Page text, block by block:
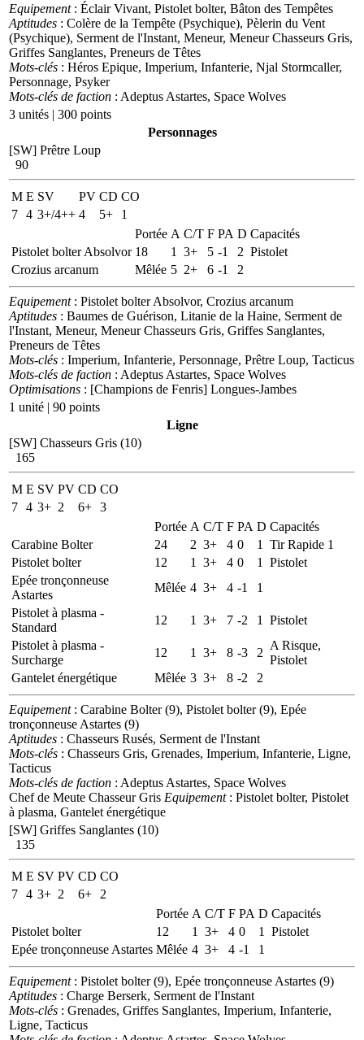
Equipement: Éclair Vivant, Pistolet bolter, Bâton des Tempêtes
Aptitudes : Colère de la Tempête (Psychique), Pèlerin du Vent
(Psychique), Serment de l'Instant, Meneur, Meneur Chasseurs Gris,
Griffes Sanglantes, Preneurs de Têtes
Mots-clés : Héros Epique, Imperium, Infanterie, Njal Stormcaller,
Personnage, Psyker
Mots-clés de faction : Adeptus Astartes, Space Wolves
3 unités | 300 points
Personnages
[SW] Prêtre Loup
90
M E SV PV CD CO
7 4 3+/4++ 4 5+
1
Portée A C/T F PA D Capacités
Pistolet bolter Absolvor 18 1 3+ 5 -1 2 Pistolet
Crozius arcanum
Mêlée 5 2+ 6 -1 2
Equipement: Pistolet bolter Absolvor, Crozius arcanum
Aptitudes : Baumes de Guérison, Litanie de la Haine, Serment de
l'Instant, Meneur, Meneur Chasseurs Gris, Griffes Sanglantes,
Preneurs de Têtes
Mots-clés : Imperium, Infanterie, Personnage, Prêtre Loup, Tacticus
Mots-clés de faction : Adeptus Astartes, Space Wolves
Optimisations : [Champions de Fenris] Longues-Jambes
1 unité | 90 points
Ligne
[SW] Chasseurs Gris (10)
165
M E SV PV CD CO
7 4 3+ 2 6+ 3
Portée A C/T F PA D Capacités
Carabine Bolter
24 2 3+ 4 0 1
Tir Rapide 1
Pistolet bolter
12 1 3+ 4 0 1
Pistolet
Epée tronçonneuse
Astartes
Mêlée 4 3+ 4 -1
1
Pistolet à plasma -
Standard
12 1 3+ 7 -2 1
Pistolet
Pistolet à plasma -
Surcharge
12 1 3+ 8 -3 2
A Risque,
Pistolet
Gantelet énergétique
Mêlée 3 3+ 8 -2 2
Equipement: Carabine Bolter (9), Pistolet bolter (9), Epée
tronçonneuse Astartes (9)
Aptitudes : Chasseurs Rusés, Serment de l'Instant
Mots-clés : Chasseurs Gris, Grenades, Imperium, Infanterie, Ligne,
Tacticus
Mots-clés de faction : Adeptus Astartes, Space Wolves
Chef de Meute Chasseur Gris Equipement: Pistolet bolter, Pistolet
à plasma, Gantelet énergétique
[SW] Griffes Sanglantes (10)
135
M E SV PV CD CO
7 4 3+ 2 6+
2
Portée A C/T F PA D Capacités
Pistolet bolter
12 1 3+ 4 0 1
Pistolet
Epée tronçonneuse Astartes Mêlée 4 3+ 4 -1 1
Equipement: Pistolet bolter (9), Epée tronçonneuse Astartes (9)
Aptitudes : Charge Berserk, Serment de l'Instant
Mots-clés : Grenades, Griffes Sanglantes, Imperium, Infanterie,
Ligne, Tacticus